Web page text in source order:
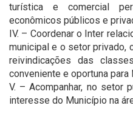
turística e comercial
econômicos públicos e
IV. – Coordenar o Inter
municipal e o setor privado,
reivindicações das
conveniente e oportuna para
V. – Acompanhar, no setor
interesse do Município na